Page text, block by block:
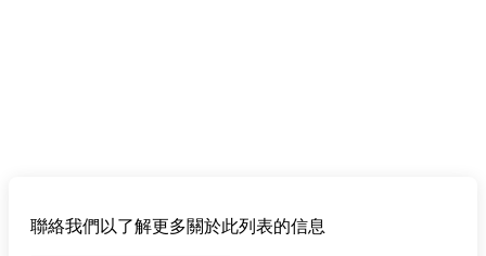
聯絡我們以了解更多關於此列表的信息